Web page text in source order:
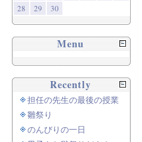
28
29 30
Menu
Recently
担任の先生の最後の授業
雛祭り
のんびりの一日